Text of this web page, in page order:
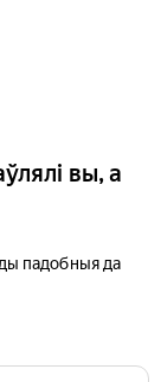
вы, а
падобныя да